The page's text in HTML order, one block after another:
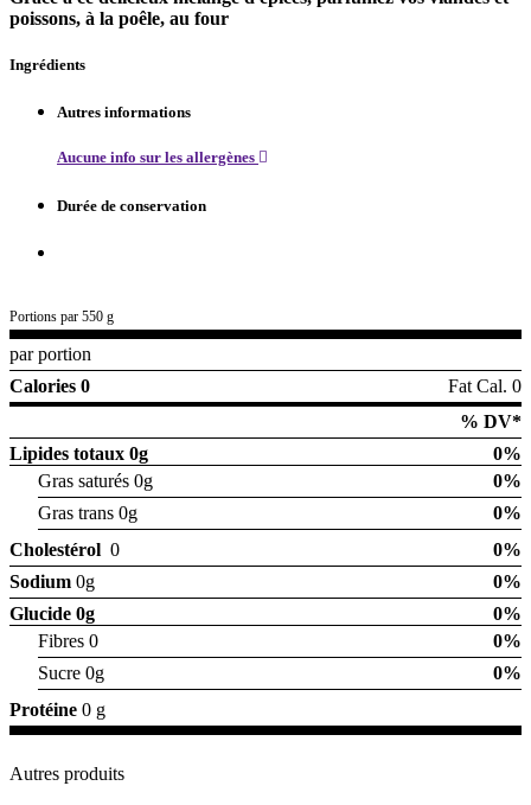
poissons, à la poêle, au four
Ingrédients
Autres informations
Aucune info sur les allergènes
Durée de conservation
Portions par 550 g
par portion
Calories 0
Fat Cal. 0
% DV*
Lipides totaux 0g
0%
Gras saturés 0g
0%
Gras trans 0g
0%
Cholestérol 0
0%
Sodium 0g
0%
Glucide 0g
0%
Fibres 0
0%
Sucre 0g
0%
Protéine 0 g
Autres produits